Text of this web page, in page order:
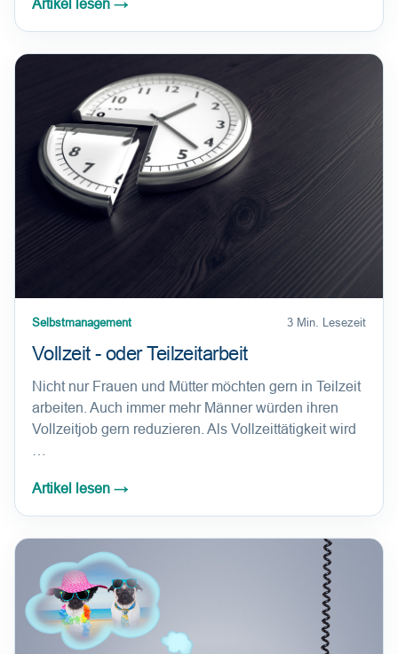
Artikel lesen →
Selbstmanagement 3 Min. Lesezeit
Vollzeit - oder Teilzeitarbeit
Nicht nur Frauen und Mütter möchten gern in Teilzeit
arbeiten. Auch immer mehr Männer würden ihren
Vollzeitjob gern reduzieren. Als Vollzeittätigkeit wird
…
Artikel lesen →